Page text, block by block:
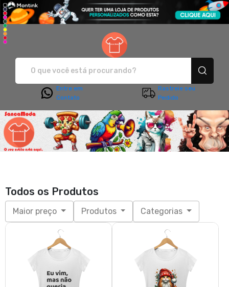
Entre em
Contato
Rastreie seu
Pedido
Todos os Produtos
Maior preço Produtos Categorias